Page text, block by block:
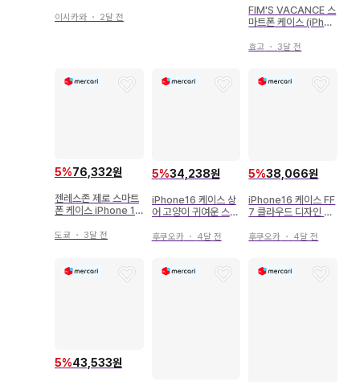
이시카와 ・ 2달 전
FIM'S VACANCE 스
마트폰 케이스 (iPhon
효고 ・ 3달 전
5%76,332원
젠레스존 제로 스마트
폰 케이스 iPhone 16
도쿄 ・ 3달 전
5%34,238원
iPhone16 케이스 상
어 고양이 귀여운 스마
후쿠오카・ 4달 전
5%38,066원
iPhone16 케이스 FF
7 클라우드 디자인 스
후쿠오카 ・ 4달 전
5%43,533원